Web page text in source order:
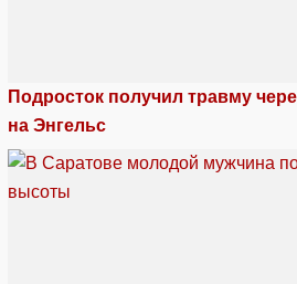
Подросток получил травму
на Энгельс